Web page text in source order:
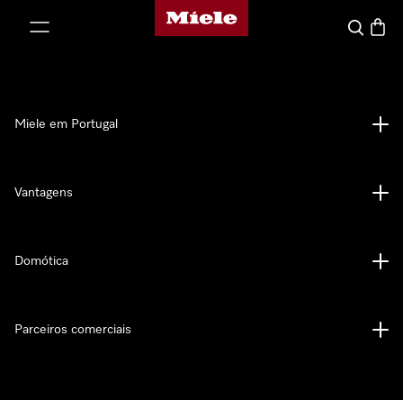
Página principal da Miele
Pesquisa
Miele em Portugal
Vantagens
Domótica
Parceiros comerciais